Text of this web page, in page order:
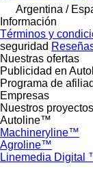
Argentina /
Información
Términos y
seguridad
Nuestras ofertas
Publicidad en
Programa de
Empresas
Nuestros proyectos
Autoline™
Machineryline™
Agroline™
Linemedia Digital